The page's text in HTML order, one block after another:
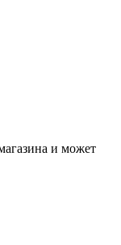
и может